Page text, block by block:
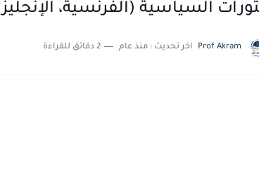
السياسية (الفرنسية،
Prof Akram اخر تحديث : منذ عام 2 دقائق للقراءة